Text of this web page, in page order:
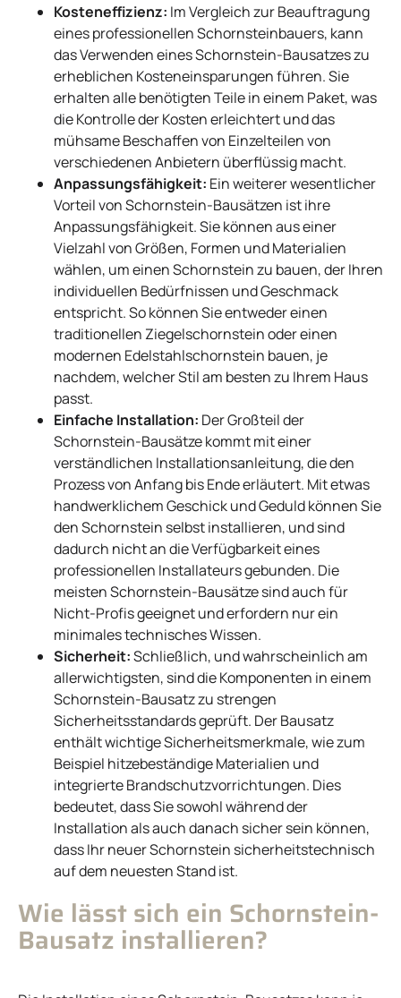
Kosteneffizienz: Im Vergleich zur Beauftragung
eines professionellen Schornsteinbauers, kann
das Verwenden eines Schornstein-Bausatzes zu
erheblichen Kosteneinsparungen führen. Sie
erhalten alle benötigten Teile in einem Paket, was
die Kontrolle der Kosten erleichtert und das
mühsame Beschaffen von Einzelteilen von
verschiedenen Anbietern überflüssig macht.
Anpassungsfähigkeit: Ein weiterer wesentlicher
Vorteil von Schornstein-Bausätzen ist ihre
Anpassungsfähigkeit. Sie können aus einer
Vielzahl von Größen, Formen und Materialien
wählen, um einen Schornstein zu bauen, der Ihren
individuellen Bedürfnissen und Geschmack
entspricht. So können Sie entweder einen
traditionellen Ziegelschornstein oder einen
modernen Edelstahlschornstein bauen, je
nachdem, welcher Stil am besten zu Ihrem Haus
passt.
Einfache Installation: Der Großteil der
Schornstein-Bausätze kommt mit einer
verständlichen Installationsanleitung, die den
Prozess von Anfang bis Ende erläutert. Mit etwas
handwerklichem Geschick und Geduld können Sie
den Schornstein selbst installieren, und sind
dadurch nicht an die Verfügbarkeit eines
professionellen Installateurs gebunden. Die
meisten Schornstein-Bausätze sind auch für
Nicht-Profis geeignet und erfordern nur ein
minimales technisches Wissen.
Sicherheit:Schließlich, und wahrscheinlich am
allerwichtigsten, sind die Komponenten in einem
Schornstein-Bausatz zu strengen
Sicherheitsstandards geprüft. Der Bausatz
enthält wichtige Sicherheitsmerkmale, wie zum
Beispiel hitzebeständige Materialien und
integrierte Brandschutzvorrichtungen. Dies
bedeutet, dass Sie sowohl während der
Installation als auch danach sicher sein können,
dass Ihr neuer Schornstein sicherheitstechnisch
auf dem neuesten Stand ist.
Wie lässt sich ein Schornstein-
Bausatz installieren?